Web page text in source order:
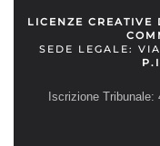
LICENZE
SEDE LEGALE:
Iscrizione